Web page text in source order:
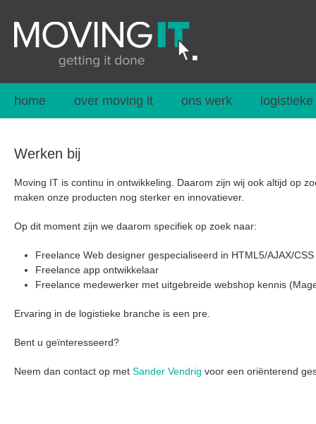
home over moving it ons werk
Werken bij
Moving IT is continu in ontwikkeling. Daarom zijn wij ook altijd op
maken onze producten nog sterker en innovatiever.
Op dit moment zijn we daarom specifiek op zoek naar:
Freelance Web designer gespecialiseerd in HTML5/AJAX/CSS
Freelance app ontwikkelaar
Freelance medewerker met uitgebreide webshop kennis
Ervaring in de logistieke branche is een pre.
Bent u geïnteresseerd?
Neem dan contact op met Sander Vendrig voor een oriënterend